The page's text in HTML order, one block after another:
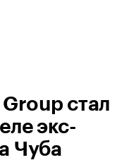
стал
экс-
Чуба